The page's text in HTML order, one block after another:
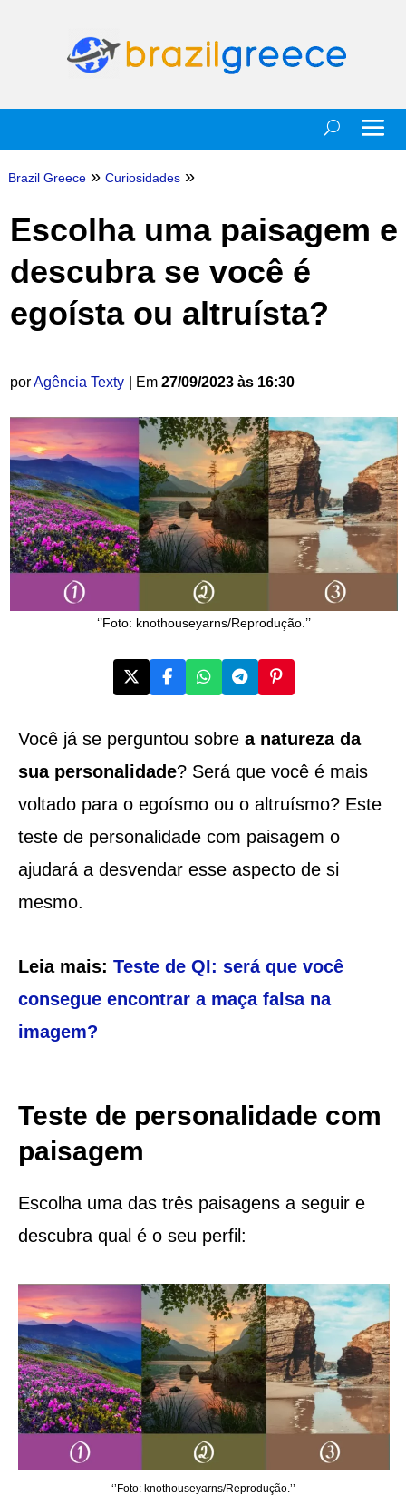
Brazil Greece » Curiosidades »
Escolha uma paisagem e
descubra se você é
egoísta ou altruísta?
porAgência Texty | Em 27/09/2023 às 16:30
‘’Foto: knothouseyarns/Reprodução.’’
Você já se perguntou sobrea natureza da
sua personalidade? Será que você é mais
voltado para o egoísmo ou o altruísmo? Este
teste de personalidade com paisagem o
ajudará a desvendar esse aspecto de si
mesmo.
Leia mais: Teste de QI: será que você
consegue encontrar a maça falsa na
imagem?
Teste de personalidade com
paisagem
Escolha uma das três paisagens a seguir e
descubra qual é o seu perfil:
‘’Foto: knothouseyarns/Reprodução.’’